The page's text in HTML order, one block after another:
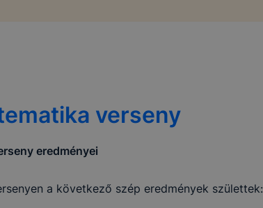
verseny
eredményei
a következő szép eredmények születtek: